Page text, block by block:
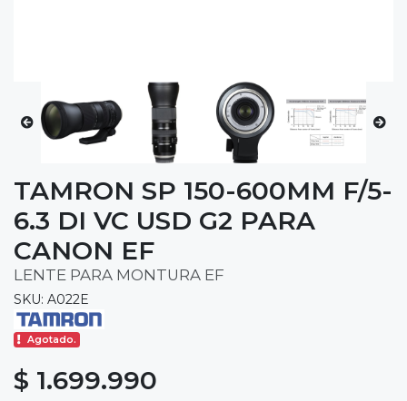
TAMRON SP 150-600MM F/5-
6.3 DI VC USD G2 PARA
CANON EF
LENTE PARA MONTURA EF
SKU: A022E
Agotado.
$ 1.699.990